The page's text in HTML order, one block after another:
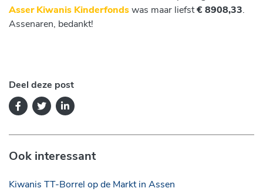
Asser Kiwanis Kinderfondswas maar liefst€ 8908,33.
Assenaren, bedankt!
Deel deze post
Ook interessant
Kiwanis TT-Borrel op de Markt in Assen